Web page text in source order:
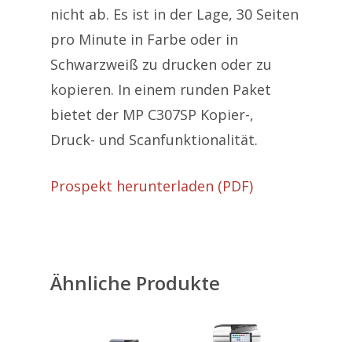
nicht ab. Es ist in der Lage, 30 Seiten
pro Minute in Farbe oder in
Schwarzweiß zu drucken oder zu
kopieren. In einem runden Paket
bietet der MP C307SP Kopier-,
Druck- und Scanfunktionalität.
Prospekt herunterladen (PDF)
Ähnliche Produkte
Konfigurator
Kontakt
Tel: +43(0)1/913 33 45
Fax: +43(0)1/913 33 46
E-Mail:office@e-
Service &
Produkte
Konferenztechnik
Zählerstandsmeldung